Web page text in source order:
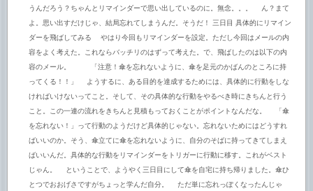
うんだろう？ちゃんとリマインダーで思い出しているのに。無念。。。 ん？まて
よ。思い出すだけじゃ、結局忘れてしまうんだ。そうだ！ 三日目 具体的にリマイン
ダーを飛ばしてみる やはり今回もリマインダーを設定。ただし今回はメールの内
容をよく考えた。これならバッチリのはずって考えた。で、飛ばしたのは以下の内
容のメール。 「注意！傘を忘れないように、傘を足元のかばんのところに持
ってくる！！」 ようするに、ある目的を達成するためには、具体的に行動をしな
ければいけないってこと。そして、その具体的な行動をやるべき時にきちんと行う
こと。この一連の流れをきちんと見積もっておくことがポイントなんだな。 「傘
を忘れない！」って行動のようだけど具体的じゃない。忘れないためにはどうすれ
ばいいのか。そう、傘立てに傘を忘れないように、自分のそばに持ってきてしまえ
ばいいんだ。具体的な行動をリマインダーをトリガーに行動に移す。これがベスト
じゃん。 ということで、ようやく三日目にして傘を自宅に持ち帰りました。傘ひ
とつでおおげさですがちょっと学んだ自分。 ただ単に忘れっぽくなったんじゃ